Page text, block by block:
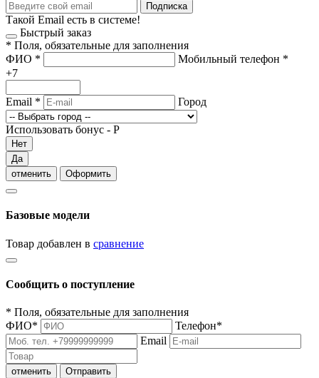
Подписка
Такой Email есть в системе!
Быстрый заказ
* Поля, обязательные для заполнения
ФИО * Мобильный телефон *
+7
Email * Город
Использовать бонус - Р
Нет
Да
отменить
Оформить
Базовые модели
Товар добавлен в сравнение
Сообщить о поступление
* Поля, обязательные для заполнения
ФИО* Телефон*
Email
отменить Отправить